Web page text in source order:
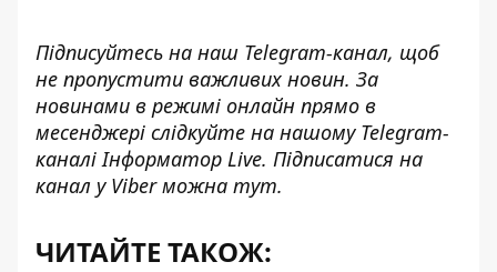
Підписуйтесь на наш Telegram-канал, щоб
не пропустити важливих новин. За
новинами в режимі онлайн прямо в
месенджері слідкуйте на нашому Telegram-
каналіІнформатор Live. Підписатися на
канал у Viber можна тут.
ЧИТАЙТЕ ТАКОЖ: